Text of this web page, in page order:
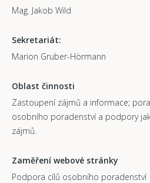
Mag. Jakob Wild
Sekretariát:
Marion Gruber-Hörmann
Oblast činnosti
Zastoupení zájmů a informace;
osobního poradenství a podpory
zájmů.
Zaměření webové stránky
Podpora cílů osobního